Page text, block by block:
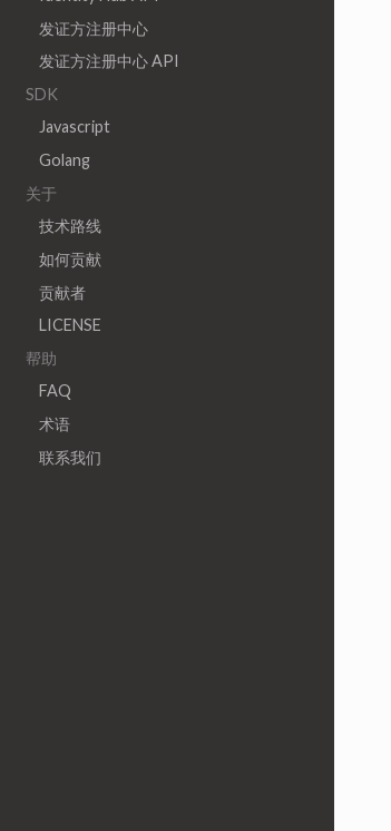
发证方注册中心
发证方注册中心 API
SDK
Javascript
Golang
关于
技术路线
如何贡献
贡献者
LICENSE
帮助
FAQ
术语
联系我们